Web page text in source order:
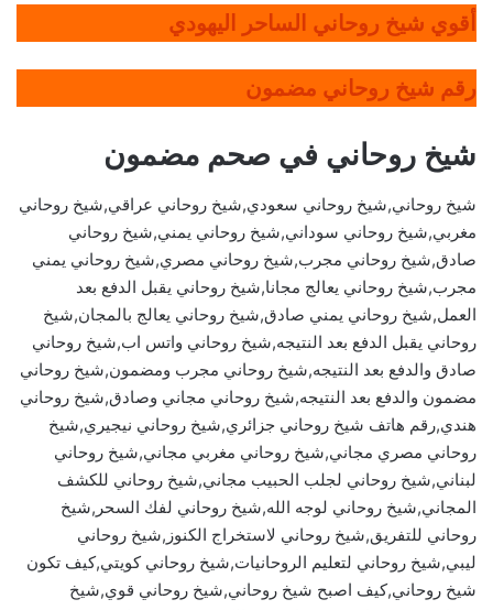
أقوي شيخ روحاني الساحر اليهودي
رقم شيخ روحاني مضمون
شيخ روحاني في صحم مضمون
شيخ روحاني,شيخ روحاني سعودي,شيخ روحاني عراقي,شيخ روحاني
مغربي,شيخ روحاني سوداني,شيخ روحاني يمني,شيخ روحاني
صادق,شيخ روحاني مجرب,شيخ روحاني مصري,شيخ روحاني يمني
مجرب,شيخ روحاني يعالج مجانا,شيخ روحاني يقبل الدفع بعد
العمل,شيخ روحاني يمني صادق,شيخ روحاني يعالج بالمجان,شيخ
روحاني يقبل الدفع بعد النتيجه,شيخ روحاني واتس اب,شيخ روحاني
صادق والدفع بعد النتيجه,شيخ روحاني مجرب ومضمون,شيخ روحاني
مضمون والدفع بعد النتيجه,شيخ روحاني مجاني وصادق,شيخ روحاني
هندي,رقم هاتف شيخ روحاني جزائري,شيخ روحاني نيجيري,شيخ
روحاني مصري مجاني,شيخ روحاني مغربي مجاني,شيخ روحاني
لبناني,شيخ روحاني لجلب الحبيب مجاني,شيخ روحاني للكشف
المجاني,شيخ روحاني لوجه الله,شيخ روحاني لفك السحر,شيخ
روحاني للتفريق,شيخ روحاني لاستخراج الكنوز,شيخ روحاني
ليبي,شيخ روحاني لتعليم الروحانيات,شيخ روحاني كويتي,كيف تكون
شيخ روحاني,كيف اصبح شيخ روحاني,شيخ روحاني قوي,شيخ